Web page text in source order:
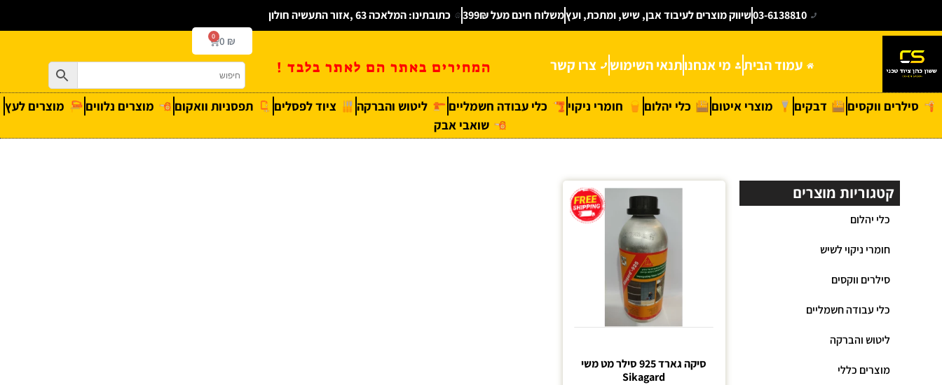
03-6138810שיווק מוצרים לעיבוד אבן, שיש, ומתכת, ועץמשלוח חינם מעל 399₪ כתובתינו: המלאכה 63 ,אזור התעשיה חולון
עמוד הבית מי אנחנותנאי השימוש צרו קשר המחירים באתר הם לאתר בלבד !
0 ₪
0
סילרים ווקסים דבקים מוצרי איטום כלי יהלום חומרי ניקוי כלי עבודה חשמליים ליטוש והברקה ציוד לפסלים תפסניות וואקום מוצרים נלווים
מוצרים לעץ
שואבי אבק
קטגוריות מוצרים
כלי יהלום
חומרי ניקוי לשיש
סילרים ווקסים
כלי עבודה חשמליים
ליטוש והברקה
מוצרים כללי
סיקה גארד 925 סילר מט משי
Sikagard